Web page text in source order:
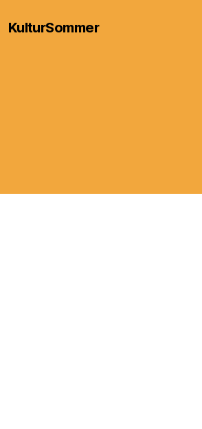
KulturSommer